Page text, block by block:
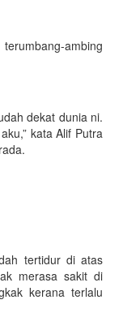
ambing
dekat dunia ni.
kata Alif Putra
tertidur di atas
merasa sakit di
kerana terlalu